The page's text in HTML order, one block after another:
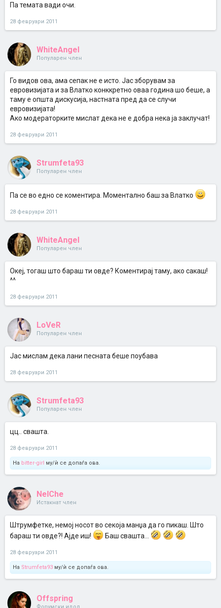
Па темата вади очи.
28 февруари 2011
WhiteAngel
Популарен член
Го видов ова, ама сепак не е исто. Јас зборувам за
евровизијата и за Влатко конккретно оваа година шо беше, а
таму е општа дискусија, настната пред да се случи
евровизијата!
Ако модераторките мислат дека не е добра нека ја заклучат!
28 февруари 2011
Strumfeta93
Популарен член
Па се во едно се коментира. Моментално баш за Влатко
28 февруари 2011
WhiteAngel
Популарен член
Океј, тогаш што бараш ти овде? Коментирај таму, ако сакаш!
^^
28 февруари 2011
LoVeR
Популарен член
Јас мислам дека лани песната беше поубава
28 февруари 2011
Strumfeta93
Популарен член
цц.. свашта.
28 февруари 2011
На bitter-girl му/ѝ се допаѓа ова.
NelChe
Истакнат член
Штрумфетке, немој носот во секоја манџа да го пикаш. Што
бараш ти овде?! Ајде иш!
Баш свашта...
28 февруари 2011
На Strumfeta93 му/ѝ се допаѓа ова.
Offspring